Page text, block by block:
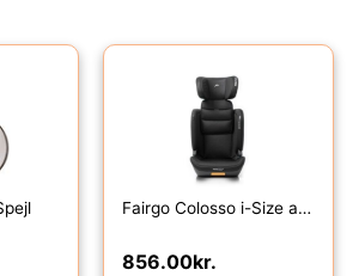
Fairgo Colosso i-Size autostol (100-150 cm) – Sort Sand
856.00kr.